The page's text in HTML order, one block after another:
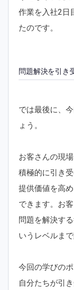
作業を入社2日
たのです。
問題解決を引き
では最後に、
ょう。
お客さんの現
積極的に引き
提供価値を高
できます。お
問題を解決す
いうレベルま
今回の学びの
自分たちが引